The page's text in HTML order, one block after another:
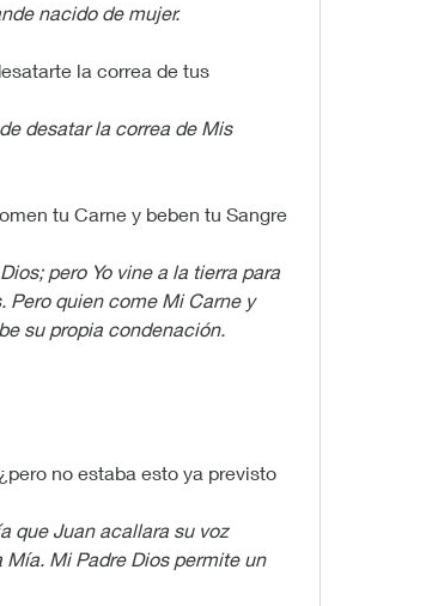
nacido de mujer.
la correa de tus
desatar la correa de Mis
tu Carne y beben tu Sangre
pero Yo vine a la tierra para
Pero quien come Mi Carne y
su propia condenación.
no estaba esto ya previsto
que Juan acallara su voz
Mi Padre Dios permite un